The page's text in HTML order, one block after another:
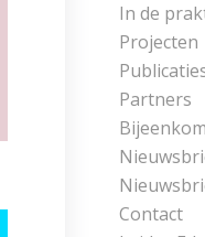
In de
Projecten
Partners
Contact